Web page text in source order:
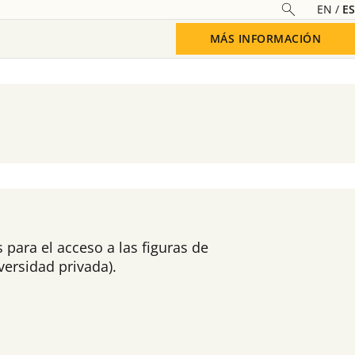
EN
ES
MÁS INFORMACIÓN
el acceso a las figuras de
privada).